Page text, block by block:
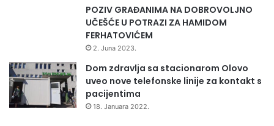
POZIV GRAĐANIMA NA DOBROVOLJNO
UČEŠĆE U POTRAZI ZA HAMIDOM
FERHATOVIĆEM
2. Juna 2023.
Dom zdravlja sa stacionarom Olovo
uveo nove telefonske linije za kontakt s
pacijentima
18. Januara 2022.